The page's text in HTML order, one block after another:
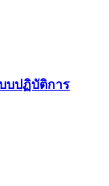
บปฏิบัติการ